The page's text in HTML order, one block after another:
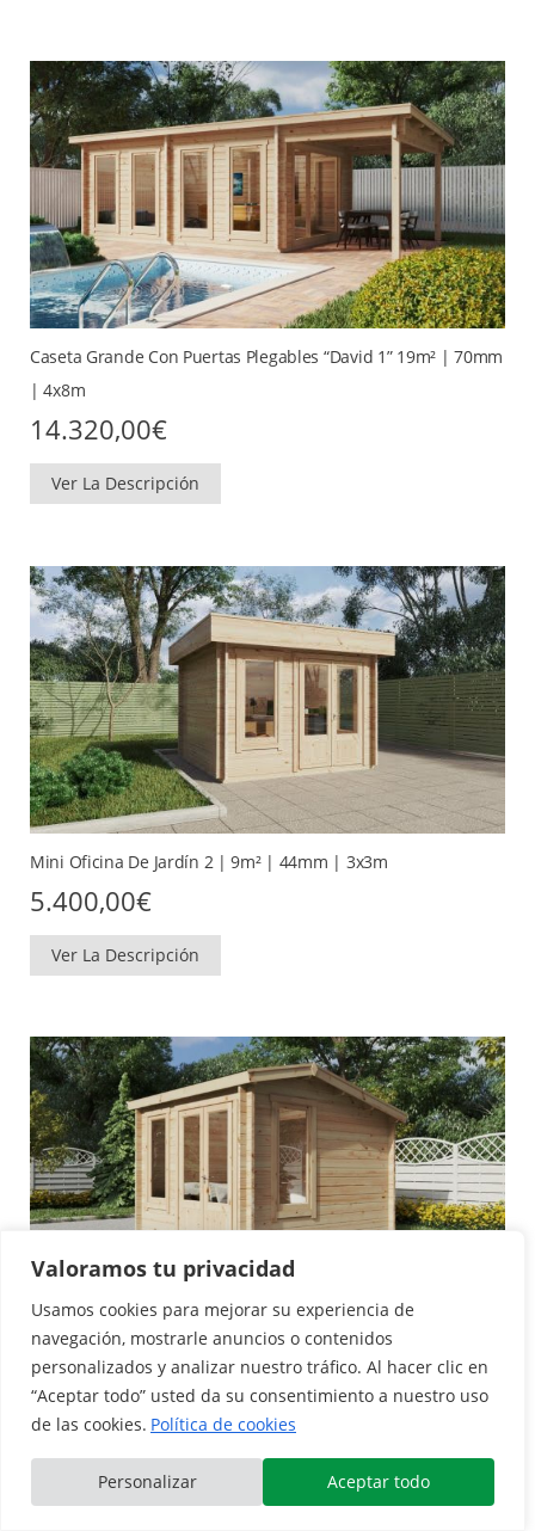
Valoramos tu privacidad
Usamos cookies para mejorar su experiencia de
navegación, mostrarle anuncios o contenidos
personalizados y analizar nuestro tráfico. Al hacer clic en
“Aceptar todo” usted da su consentimiento a nuestro uso
de las cookies. Política de cookies
Personalizar Aceptar todo
Caseta Grande Con Puertas Plegables “David 1” 19m² | 70mm
| 4x8m
14.320,00€
Ver La Descripción
Mini Oficina De Jardín 2 | 9m² | 44mm | 3x3m
5.400,00€
Ver La Descripción
Mini Oficina De Jardín 1 | 9m² | 44mm | 3x3m
5.230,00€
Ver La Descripción